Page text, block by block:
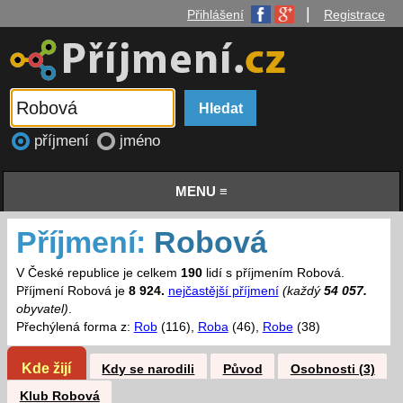
Přihlášení Registrace
příjmení jméno
MENU ≡
Příjmení: Robová
V České republice je celkem 190lidí s příjmením Robová.
Příjmení Robová je 8 924. nejčastější příjmení (každý 54 057.
obyvatel).
Přechýlená forma z: Rob(116), Roba(46), Robe(38)
Kde žijí Kdy se narodili Původ
Osobnosti (3)
Klub Robová